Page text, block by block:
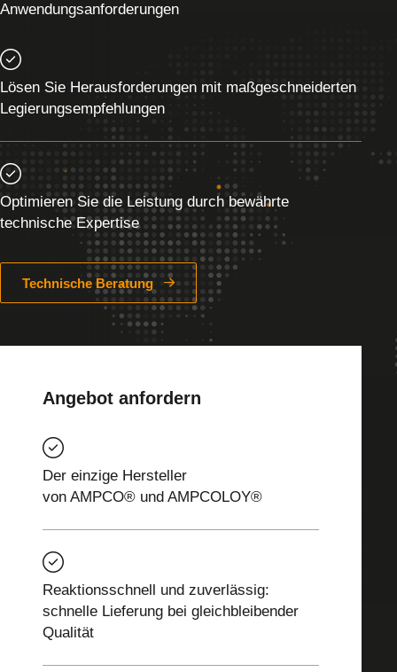
Anwendungsanforderungen
Lösen Sie Herausforderungen mit maßgeschneiderten
Legierungsempfehlungen
Optimieren Sie die Leistung durch bewährte
technische Expertise
Technische Beratung
Angebot anfordern
Der einzige Hersteller
von AMPCO® und AMPCOLOY®
Reaktionsschnell und zuverlässig:
schnelle Lieferung bei gleichbleibender
Qualität